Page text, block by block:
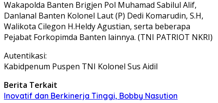
Wakapolda Banten Brigjen Pol Muhamad Sabilul Alif,
Danlanal Banten Kolonel Laut (P) Dedi Komarudin, S.H,
Walikota Cilegon H.Heldy Agustian, serta beberapa
Pejabat Forkopimda Banten lainnya. (TNI PATRIOT NKRI)
Autentikasi:
Kabidpenum Puspen TNI Kolonel Sus Aidil
Berita Terkait
Inovatif dan Berkinerja Tinggi, Bobby Nasution